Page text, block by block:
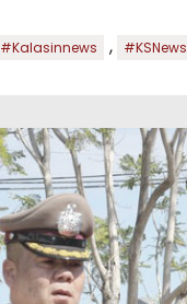
#Kalasinnews , #KSNews